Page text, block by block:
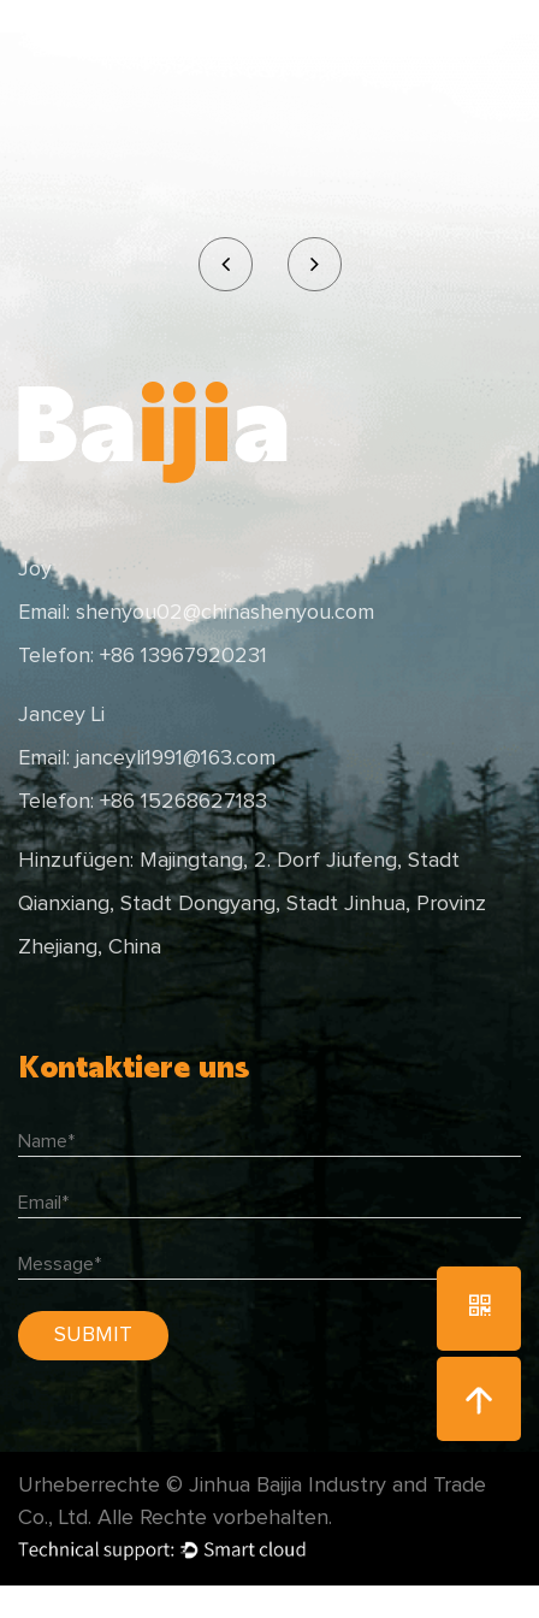
Joy
Email: shenyou02@chinashenyou.com
Telefon: +86 13967920231
Jancey Li
Email: janceyli1991@163.com
Telefon: +86 15268627183
Hinzufügen: Majingtang, 2. Dorf Jiufeng, Stadt
Qianxiang, Stadt Dongyang, Stadt Jinhua, Provinz
Zhejiang, China
Kontaktiere uns
Urheberrechte © Jinhua Baijia Industry and Trade
Co., Ltd. Alle Rechte vorbehalten.